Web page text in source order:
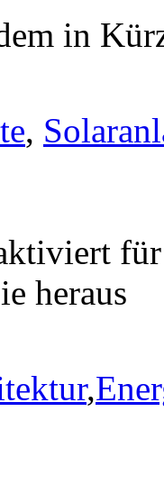
in
,
heraus
,